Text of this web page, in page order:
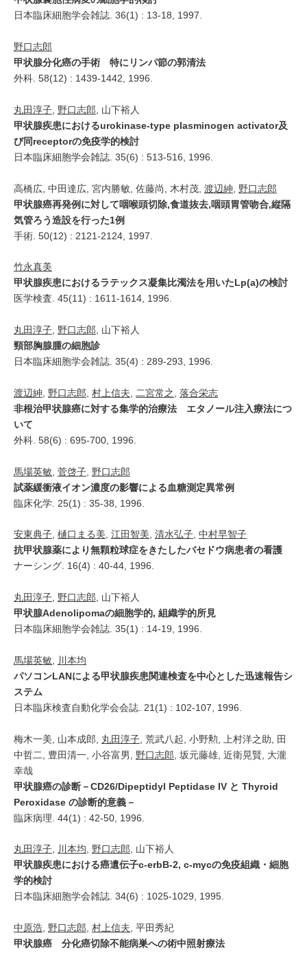
日本臨床細胞学会雑誌. 36(1) : 13-18, 1997.
野口志郎
甲状腺分化癌の手術 特にリンパ節の郭清法
外科. 58(12) : 1439-1442, 1996.
丸田淳子 野口志郎 , 山下裕人
甲状腺疾患におけるurokinase-type plasminogen activator及
び同receptorの免疫学的検討
日本臨床細胞学会雑誌. 35(6) : 513-516, 1996.
高橋広, 中田達広, 宮内勝敏, 佐藤尚, 木村茂, 渡辺紳
野口志郎
甲状腺癌再発例に対して咽喉頭切除,食道抜去,咽頭胃管吻合,縦隔
気管ろう造設を行った1例
手術. 50(12) : 2121-2124, 1997.
竹永真美
甲状腺疾患におけるラテックス凝集比濁法を用いたLp(a)の検討
医学検査. 45(11) : 1611-1614, 1996.
丸田淳子 野口志郎 , 山下裕人
頸部胸腺腫の細胞診
日本臨床細胞学会雑誌. 35(4) : 289-293, 1996.
渡辺紳 野口志郎 村上信夫 二宮常之
落合栄志
非根治甲状腺癌に対する集学的治療法 エタノール注入療法につ
いて
外科. 58(6) : 695-700, 1996.
馬場英敏 菅啓子 野口志郎
試薬緩衝液イオン濃度の影響による血糖測定異常例
臨床化学. 25(1) : 35-38, 1996.
安東典子, 樋口まる美, 江田智美, 清水弘子, 中村早智子
抗甲状腺薬により無顆粒球症をきたしたバセドウ病患者の看護
ナーシング. 16(4) : 40-44, 1996.
丸田淳子 野口志郎 , 山下裕人
甲状腺Adenolipomaの細胞学的, 組織学的所見
日本臨床細胞学会雑誌. 35(1) : 14-19, 1996.
馬場英敏
川本均
パソコンLANによる甲状腺疾患関連検査を中心とした迅速報告シ
ステム
日本臨床検査自動化学会会誌. 21(1) : 102-107, 1996.
梅木一美, 山本成郎, 丸田淳子 , 荒武八起, 小野勲, 上村洋之助, 田
中哲二, 豊田清一, 小谷富男, 野口志郎 , 坂元藤雄, 近衛晃賢, 大瀧
幸哉
甲状腺癌の診断－CD26/Dipeptidyl Peptidase IV と Thyroid
Peroxidase の診断的意義－
臨床病理. 44(1) : 42-50, 1996.
丸田淳子, 川本均, 野口志郎, 山下裕人
甲状腺疾患における癌遺伝子c-erbB-2, c-mycの免疫組織・細胞
学的検討
日本臨床細胞学会雑誌. 34(6) : 1025-1029, 1995.
中原浩 野口志郎 村上信夫 , 平田秀紀
甲状腺癌 分化癌切除不能病巣への術中照射療法